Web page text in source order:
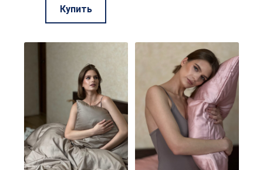
Купить
несколько
выбрать
на
странице
товара.
Опции
можно
выбрать
на
странице
товара.